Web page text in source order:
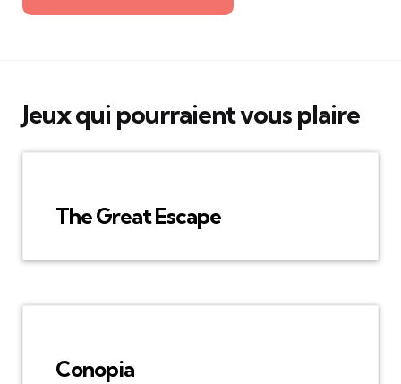
Jeux qui pourraient vous plaire
The Great Escape
Conopia